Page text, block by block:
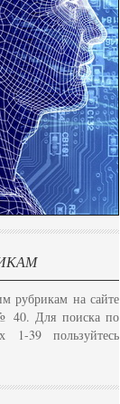
рубрикам на сайте
40. Для поиска по
1-39 пользуйтесь